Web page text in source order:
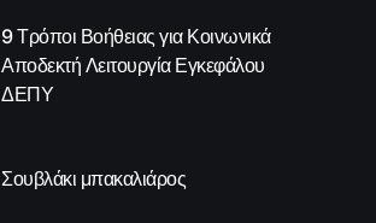
9 Τρόποι Βοήθειας για Κοινωνικά
Αποδεκτή Λειτουργία Εγκεφάλου
ΔΕΠΥ
Σουβλάκι μπακαλιάρος